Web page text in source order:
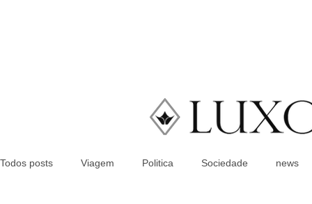
Todos posts Viagem Politica Sociedade news